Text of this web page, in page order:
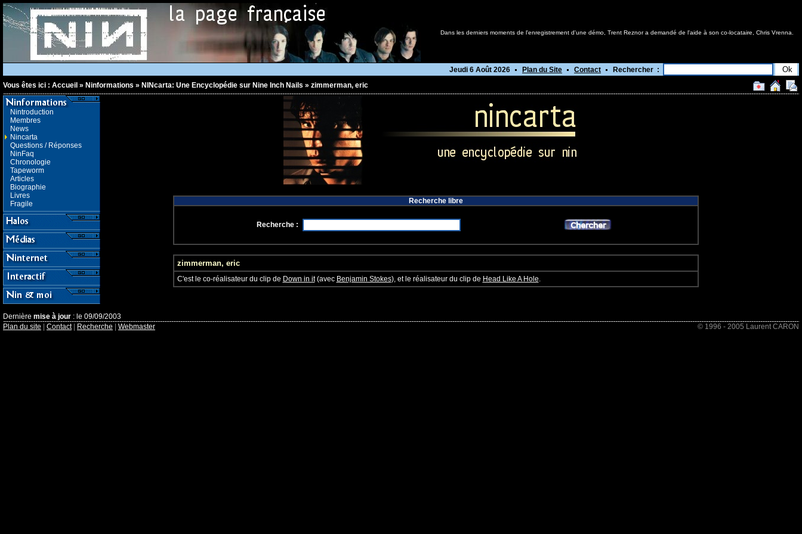
Dans les derniers moments de l'enregistrement d'une démo, Trent Reznor a demandé de l'aide à son co-locataire, Chris Vrenna.
Jeudi 6 Août 2026 Plan du Site Contact
Rechercher :
Vous êtes ici : Accueil » Ninformations » NINcarta: Une Encyclopédie sur Nine Inch Nails » zimmerman, eric
Nintroduction
Membres
News
Nincarta
Questions / Réponses
NinFaq
Chronologie
Tapeworm
Articles
Biographie
Livres
Fragile
Recherche libre
Recherche :
zimmerman, eric
C'est le co-réalisateur du clip de Down in it(avec Benjamin Stokes), et le réalisateur du clip de Head Like A Hole.
Dernière mise à jour : le 09/09/2003
Plan du site
Contact| Recherche Webmaster © 1996 - 2005 Laurent CARON